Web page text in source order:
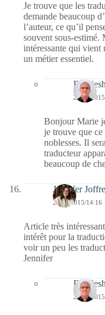
Je trouve que les
demande beaucoup
l’auteur, ce qu’il
souvent sous-
intéressante qui vient
un métier essentiel.
23/10/
Bonjour Marie
je trouve que ce
noblesses. Il
traducteur
beaucoup de
Jennifer Joffre
23/10/2015/14:16
Article très
intérêt pour la
voir un peu les
Jennifer
23/10/